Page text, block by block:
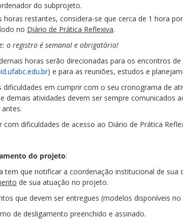
do subprojeto.
horas restantes, considera-se que cerca de 1 hora
no Diário de Prática Reflexiva.
o registro é semanal e obrigatório!
horas serão direcionadas para os encontros
) e para as reuniões, estudos e
dificuldades em cumprir com o seu cronograma de
demais atividades devem ser sempre comunicados
com dificuldades de acesso ao Diário de Prática
do projeto:
tem que notificar a coordenação institucional de sua
de sua atuação no projeto.
que devem ser entregues (modelos disponíveis no
de desligamento preenchido e assinado.